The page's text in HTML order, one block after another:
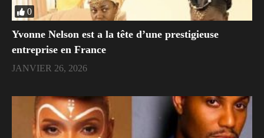
0
Yvonne Nelson est a la tête d’une prestigieuse
entreprise en France
JANVIER 26, 2026